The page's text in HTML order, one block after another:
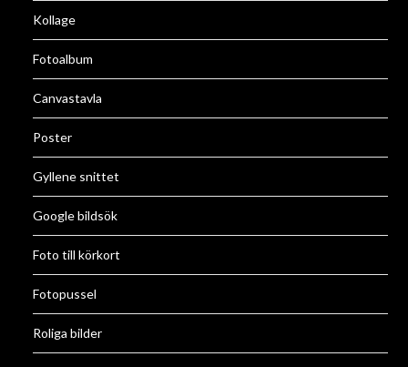
Kollage
Fotoalbum
Canvastavla
Poster
Gyllene snittet
Google bildsök
Foto till körkort
Fotopussel
Roliga bilder